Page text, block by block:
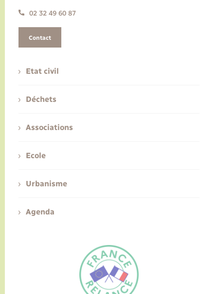
FR
02 32 49 60 87
Contact
Etat civil
Déchets
Associations
Ecole
Urbanisme
Agenda